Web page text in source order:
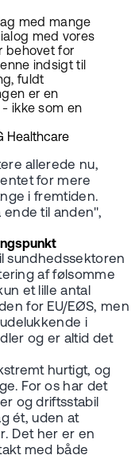
med mange
med vores
behovet for
indsigt til
fuldt
er en
ikke som en
Healthcare
allerede nu,
for mere
i fremtiden.
til anden",
sundhedssektoren
af følsomme
et lille antal
for EU/EØS, men
i
og er altid det
hurtigt, og
For os har det
og driftsstabil
ét, uden at
Det her er en
med både